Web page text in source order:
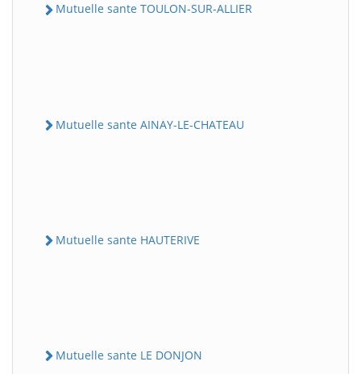
Mutuelle sante TOULON-SUR-ALLIER
Mutuelle sante AINAY-LE-CHATEAU
Mutuelle sante HAUTERIVE
Mutuelle sante LE DONJON